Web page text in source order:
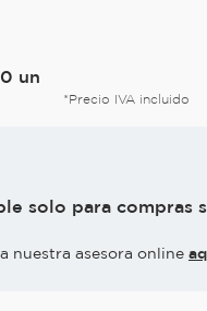
un
*Precio IVA incluido
solo para compras
nuestra asesora online